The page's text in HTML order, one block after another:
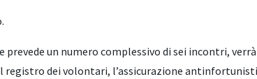
prevede un numero complessivo di sei incontri,
registro dei volontari, l’assicurazione